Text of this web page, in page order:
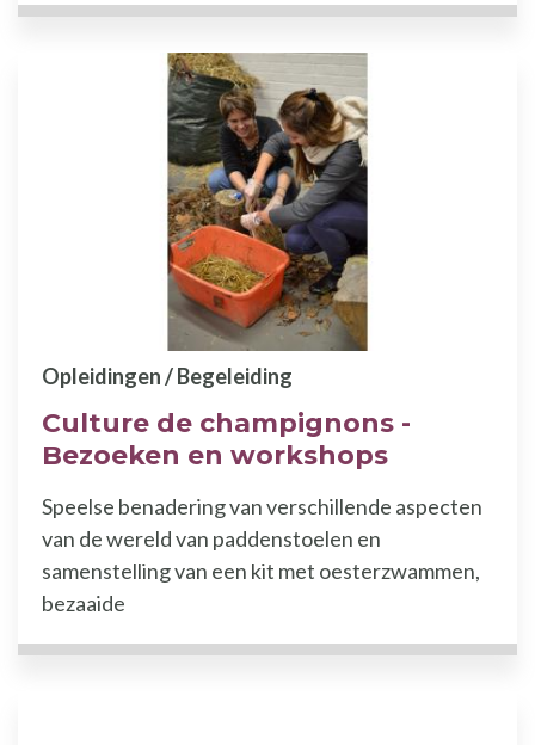
Culture de champignons -
Bezoeken en workshops
Opleidingen / Begeleiding
Speelse benadering van verschillende aspecten
van de wereld van paddenstoelen en
samenstelling van een kit met oesterzwammen,
bezaaide